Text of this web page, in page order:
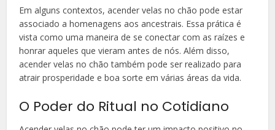
Em alguns contextos, acender velas no chão pode estar
associado a homenagens aos ancestrais. Essa prática é
vista como uma maneira de se conectar com as raízes e
honrar aqueles que vieram antes de nós. Além disso,
acender velas no chão também pode ser realizado para
atrair prosperidade e boa sorte em várias áreas da vida.
O Poder do Ritual no Cotidiano